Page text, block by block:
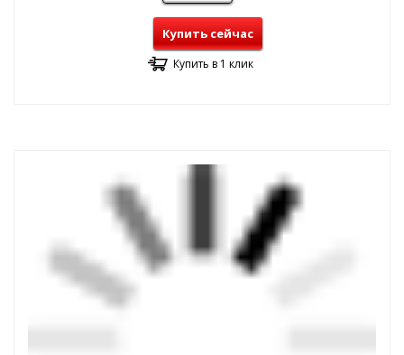
Купить сейчас
Купить в 1 клик